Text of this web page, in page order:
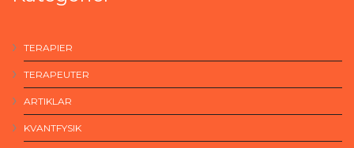
TERAPIER
TERAPEUTER
ARTIKLAR
KVANTFYSIK